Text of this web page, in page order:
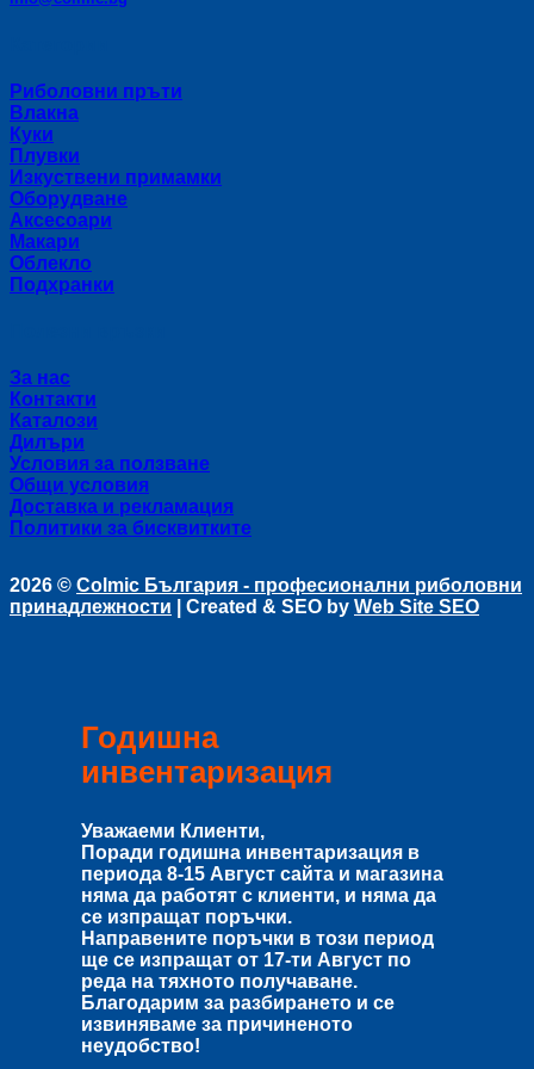
Риболовни пръти
Влакна
Куки
Плувки
Изкуствени примамки
Оборудване
Аксесоари
Макари
Облекло
Подхранки
За нас
Контакти
Каталози
Дилъри
Условия за ползване
Общи условия
Доставка и рекламация
Политики за бисквитките
2026 © Colmic България - професионални риболовни
принадлежности | Created & SEO by Web Site SEO
Годишна
инвентаризация
Уважаеми Клиенти,
Поради годишна инвентаризация в
периода 8-15 Август сайта и магазина
няма да работят с клиенти, и няма да
се изпращат поръчки.
Направените поръчки в този период
ще се изпращат от 17-ти Август по
реда на тяхното получаване.
Благодарим за разбирането и се
извиняваме за причиненото
неудобство!